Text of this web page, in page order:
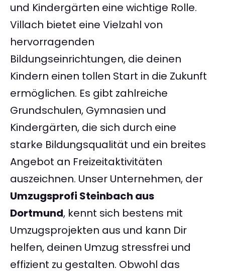
und Kindergärten eine wichtige Rolle.
Villach bietet eine Vielzahl von
hervorragenden
Bildungseinrichtungen, die deinen
Kindern einen tollen Start in die Zukunft
ermöglichen. Es gibt zahlreiche
Grundschulen, Gymnasien und
Kindergärten, die sich durch eine
starke Bildungsqualität und ein breites
Angebot an Freizeitaktivitäten
auszeichnen. Unser Unternehmen, der
Umzugsprofi Steinbach aus
Dortmund, kennt sich bestens mit
Umzugsprojekten aus und kann Dir
helfen, deinen Umzug stressfrei und
effizient zu gestalten. Obwohl das